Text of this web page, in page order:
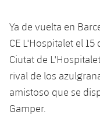
Ya de vuelta en
CE L'Hospitalet el
Ciutat de
rival de los
amistoso que se
Gamper.